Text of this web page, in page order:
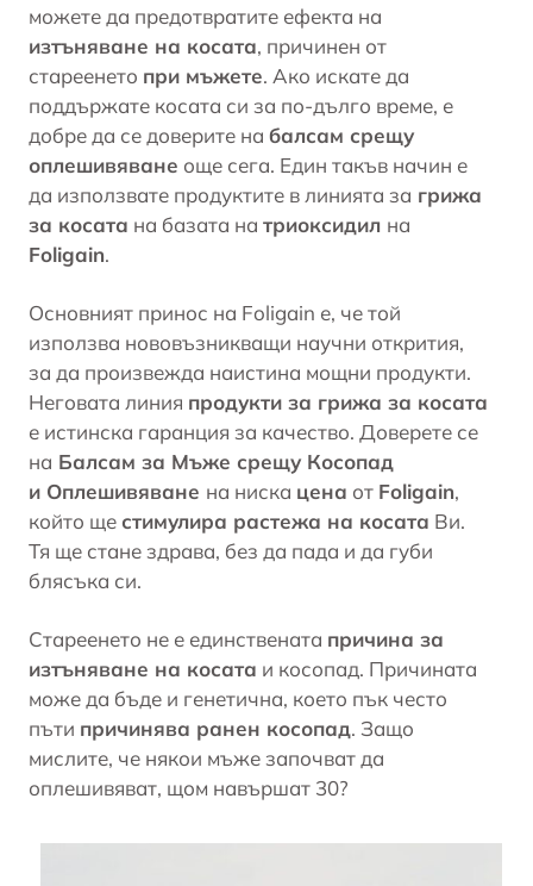
можете да предотвратите ефекта на
изтъняване на косата, причинен от
стареенето при мъжете. Ако искате да
поддържате косата си за по-дълго време, е
добре да се доверите на балсам срещу
оплешивяване още сега. Един такъв начин е
да използвате продуктите в линията за грижа
за косата на базата на триоксидил на
Foligain.
Основният принос на Foligain е, че той
използва нововъзникващи научни открития,
за да произвежда наистина мощни продукти.
Неговата линия продукти за грижа за косата
е истинска гаранция за качество. Доверете се
на Балсам за Мъже срещу Косопад
и Оплешивяване на ниска цена от Foligain,
който щестимулира растежа на косата Ви.
Тя ще стане здрава, без да пада и да губи
блясъка си.
Стареенето не е единствената причина за
изтъняване на косата и косопад. Причината
може да бъде и генетична, което пък често
пъти причинява ранен косопад. Защо
мислите, че някои мъже започват да
оплешивяват, щом навършат 30?